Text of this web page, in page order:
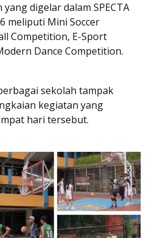
digelar dalam SPECTA
meliputi Mini Soccer
Competition, E-Sport
Dance Competition.
sekolah tampak
kegiatan yang
hari tersebut.